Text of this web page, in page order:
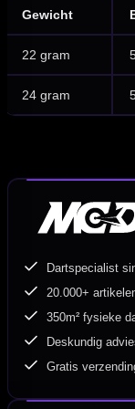
Gewicht
22 gram
24 gram
Dartspecialist
20.000+
350m² fysieke
Deskundig
Gratis